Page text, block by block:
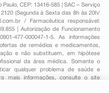
CEP: 13416-585 | SAC – Serviço
(Segunda à Sexta das 8h às 20h/
/ Farmacêutica responsável:
| Autorização de Funcionamento
477-000047-1-5. As informações
de remédios e medicamentos,
e não substituem, em hipótese
da área médica. Somente o
qualquer problema de saúde e
mais informações, consulte o site